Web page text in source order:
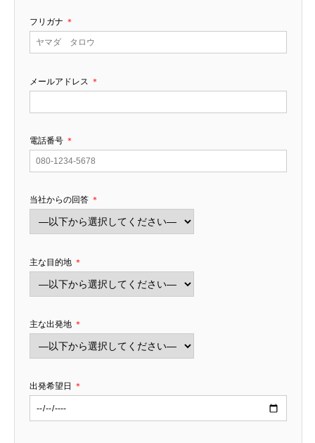
フリガナ ＊
メールアドレス ＊
電話番号 ＊
当社からの回答 ＊
主な目的地 ＊
主な出発地 ＊
出発希望日 ＊